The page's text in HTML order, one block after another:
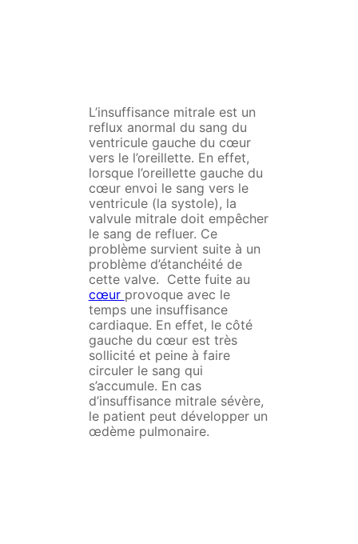
L’insuffisance mitrale est un
reflux anormal du sang du
ventricule gauche du cœur
vers le l’oreillette. En effet,
lorsque l’oreillette gauche du
cœur envoi le sang vers le
ventricule (la systole), la
valvule mitrale doit empêcher
le sang de refluer. Ce
problème survient suite à un
problème d’étanchéité de
cette valve. Cette fuite au
cœur provoque avec le
temps une insuffisance
cardiaque. En effet, le côté
gauche du cœur est très
sollicité et peine à faire
circuler le sang qui
s’accumule. En cas
d’insuffisance mitrale sévère,
le patient peut développer un
œdème pulmonaire.